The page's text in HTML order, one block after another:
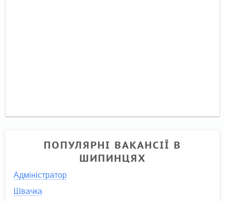
ПОПУЛЯРНІ ВАКАНСІЇ В
ШИПИНЦЯХ
Адміністратор
Швачка